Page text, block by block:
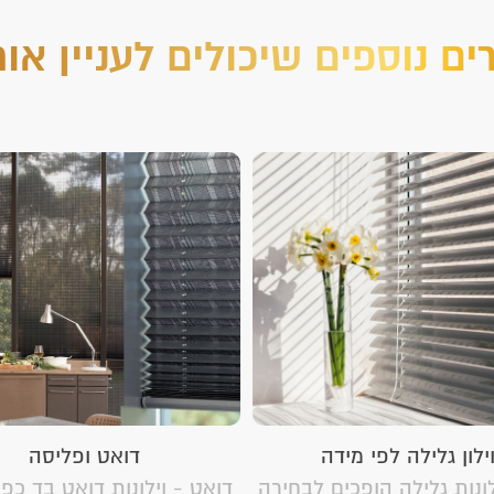
נוספים שיכולים לעניין
וילון גלילה לפי מידה
דואט ופליסה